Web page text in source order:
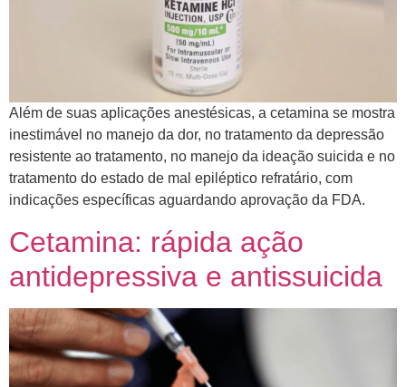
Além de suas aplicações anestésicas, a cetamina se mostra
inestimável no manejo da dor, no tratamento da depressão
resistente ao tratamento, no manejo da ideação suicida e no
tratamento do estado de mal epiléptico refratário, com
indicações específicas aguardando aprovação da FDA.
Cetamina: rápida ação
antidepressiva e antissuicida